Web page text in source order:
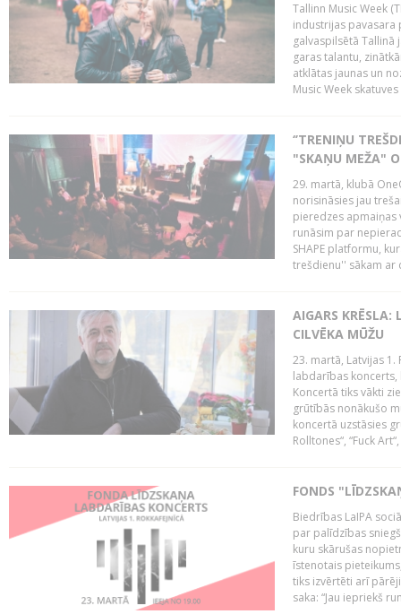
Tallinn Music Week
industrijas pavasara
galvaspilsētā Tallinā
garas talantu,
atklātas jaunas un
Music Week
‘’TRENIŅU
"SKAŅU MEŽA"
29. martā, klubā
norisināsies jau
pieredzes apmaiņas
runāsim par
SHAPE platformu,
trešdienu'' sākam ar
AIGARS KRĒSLA:
CILVĒKA MŪŽU
23. martā, Latvijas 1.
labdarības koncerts,
Koncertā tiks vākti
grūtībās nonākušo
koncertā uzstāsies
Rolltones“, “Fuck
FONDS
Biedrības LaIPA
par palīdzības
kuru skārušas
īstenotais
tiks izvērtēti arī
saka: “Jau iepriekš